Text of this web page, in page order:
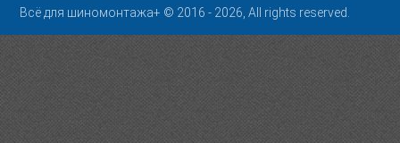
Всё для шиномонтажа+ © 2016 - 2026, All rights reserved.